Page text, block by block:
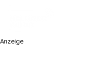
Anzeige